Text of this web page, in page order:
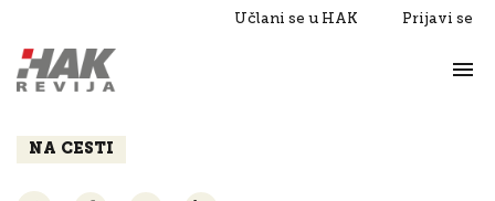
Učlani se u HAK Prijavi se
Razgovori
NA CESTI